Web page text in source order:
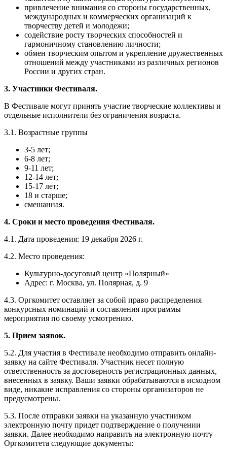
привлечение внимания со стороны государственных,
международных и коммерческих организаций к
творчеству детей и молодежи;
содействие росту творческих способностей и
гармоничному становлению личности;
обмен творческим опытом и укрепление дружественных
отношений между участниками из различных регионов
России и других стран.
3. Участники Фестиваля.
В Фестивале могут принять участие творческие коллективы и
отдельные исполнители без ограничения возраста.
3.1. Возрастные группы
3-5 лет;
6-8 лет;
9-11 лет;
12-14 лет;
15-17 лет;
18 и старше;
смешанная.
4. Сроки и место проведения Фестиваля.
4.1. Дата проведения: 19 декабря 2026 г.
4.2. Место проведения:
Культурно-досуговый центр «Полярный»
Адрес: г. Москва, ул. Полярная, д. 9
4.3. Оргкомитет оставляет за собой право распределения
конкурсных номинаций и составления программы
мероприятия по своему усмотрению.
5. Прием заявок.
5.2. Для участия в Фестивале необходимо отправить онлайн-
заявку на сайте Фестиваля. Участник несет полную
ответственность за достоверность регистрационных данных,
внесенных в заявку. Ваши заявки обрабатываются в исходном
виде, никакие исправления со стороны организаторов не
предусмотрены.
5.3. После отправки заявки на указанную участником
электронную почту придет подтверждение о получении
заявки. Далее необходимо направить на электронную почту
Оргкомитета следующие документы: